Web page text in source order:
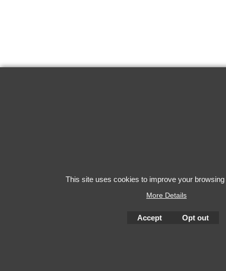
This site uses cookies to improve your
More Details
Accept Opt out